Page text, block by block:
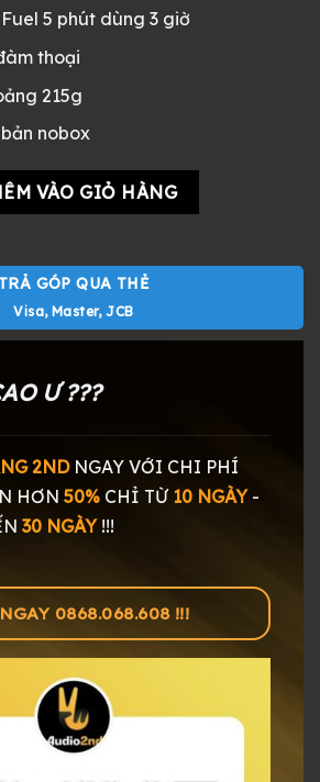
5 phút dùng 3 giờ
thoại
215g
nobox
Wireless cũ Nobox màu đen –
VÀO GIỎ HÀNG
TRẢ GÓP QUA THẺ
Visa, Master, JCB
Ư ???
2NDNGAY VỚI CHI PHÍ
HƠN 50% CHỈ TỪ 10 NGÀY-
30 NGÀY!!!
0868.068.608 !!!